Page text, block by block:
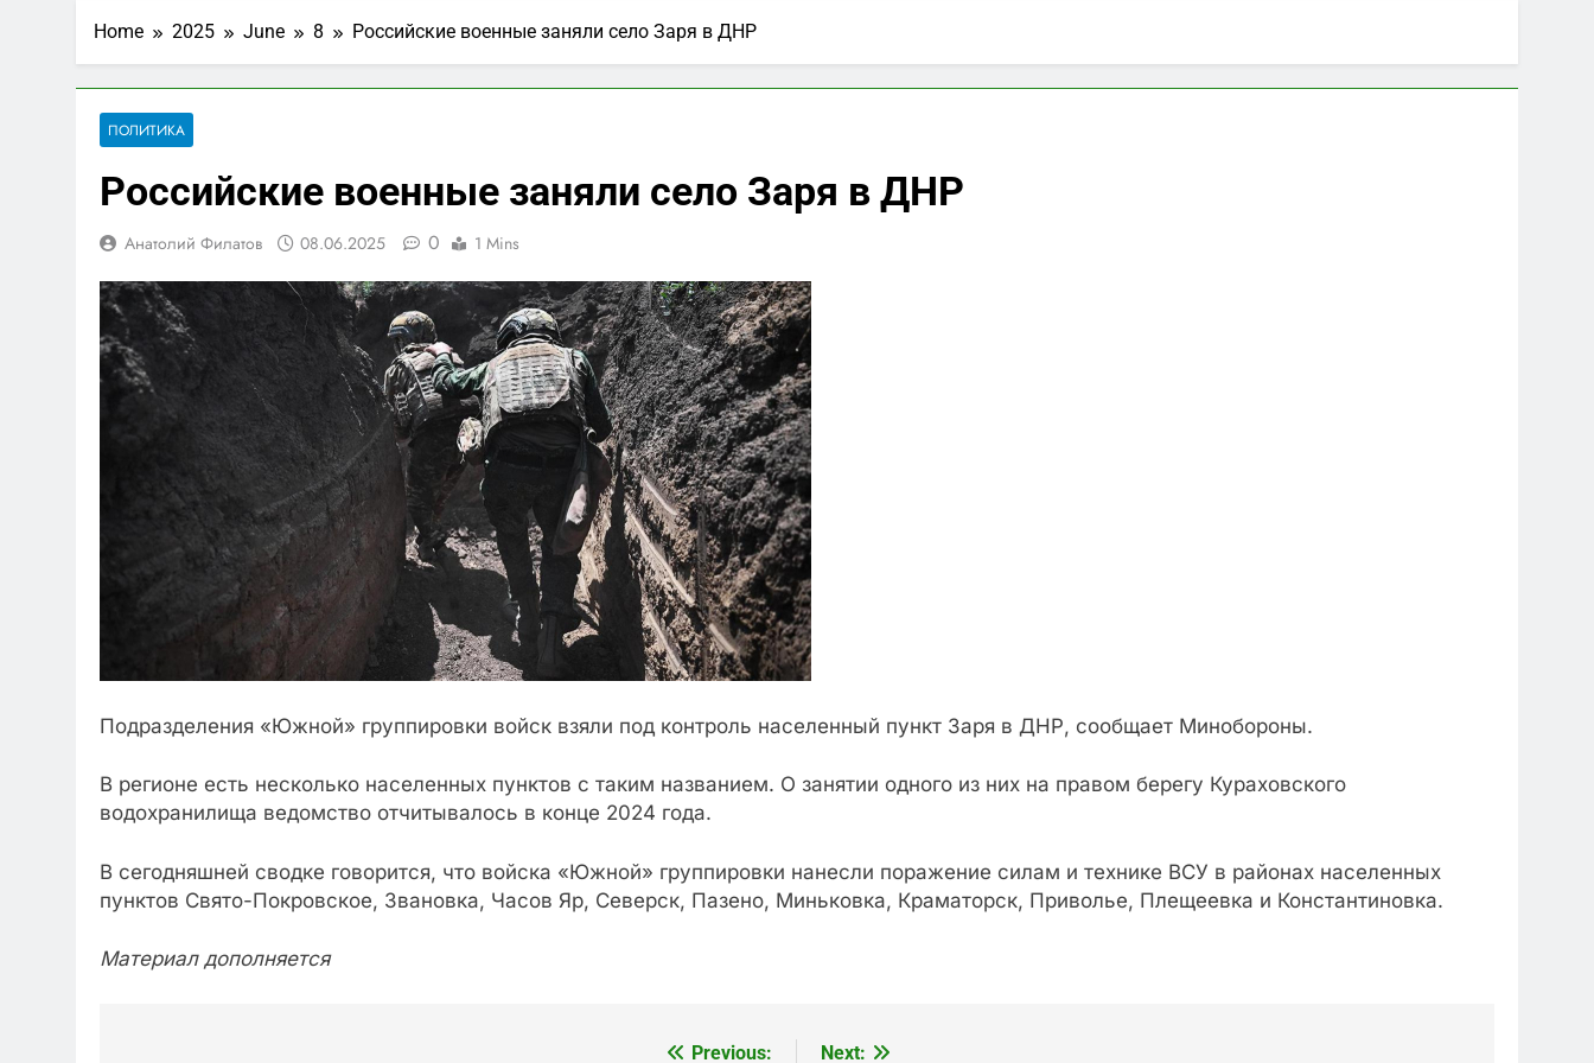
Home 2025 June 8 Российские военные заняли село Заря в ДНР
ПОЛИТИКА
Российские военные заняли село Заря в ДНР
Анатолий Филатов 08.06.2025 0 1 Mins
Подразделения «Южной» группировки войск взяли под контроль населенный пункт Заря в ДНР, сообщает Минобороны.
В регионе есть несколько населенных пунктов с таким названием. О занятии одного из них на правом берегу Кураховского
водохранилища ведомство отчитывалось в конце 2024 года.
В сегодняшней сводке говорится, что войска «Южной» группировки нанесли поражение силам и технике ВСУ в районах населенных
пунктов Свято-Покровское, Звановка, Часов Яр, Северск, Пазено, Миньковка, Краматорск, Приволье, Плещеевка и Константиновка.
Материал дополняется
Previous:
Next: